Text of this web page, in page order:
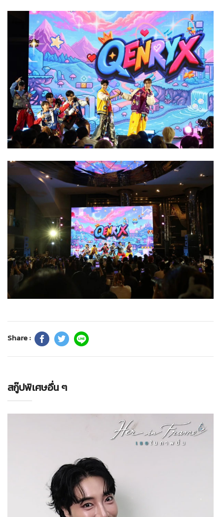
Share :
สกู๊ปพิเศษอื่น ๆ